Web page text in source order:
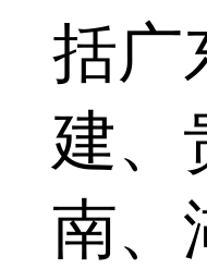
括广
建、
南、